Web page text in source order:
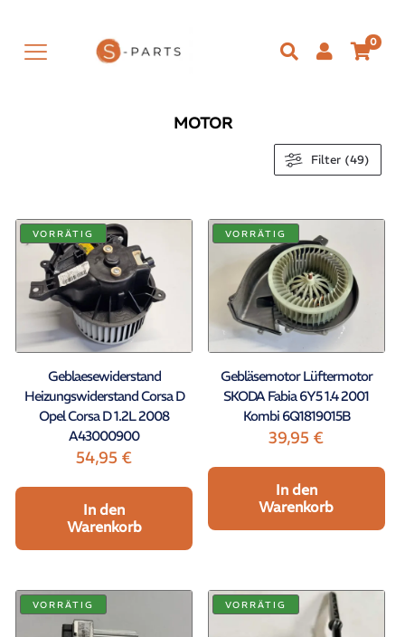
0
MOTOR
Filter (49)
VORRÄTIG
Geblaesewiderstand
Heizungswiderstand Corsa D
Opel Corsa D 1.2L 2008
A43000900
54,95€
In den
Warenkorb
VORRÄTIG
Gebläsemotor Lüftermotor
SKODA Fabia 6Y5 1.4 2001
Kombi 6Q1819015B
39,95€
In den
Warenkorb
VORRÄTIG VORRÄTIG